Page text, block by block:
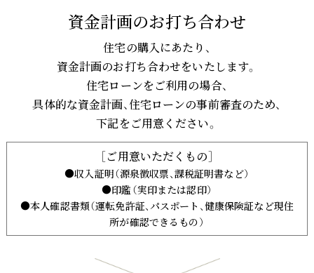
資金計画のお打ち合わせ
住宅の購入にあたり、
資金計画のお打ち合わせをいたします。
住宅ローンをご利用の場合、
具体的な資金計画、住宅ローンの事前審査のため、
下記をご用意ください。
［ご用意いただくもの］
●収入証明（源泉徴収票、課税証明書など）
●印鑑（実印または認印）
●本人確認書類（運転免許証、パスポート、健康保険証など現住
所が確認できるもの）